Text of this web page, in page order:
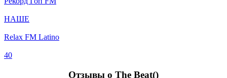
НАШЕ
Relax FM Latino
40
Отзывы о The Beat()